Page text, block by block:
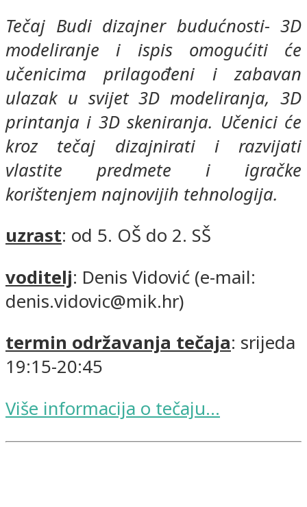
Tečaj Budi dizajner budućnosti- 3D
modeliranje i ispis omogućiti će
učenicima prilagođeni i zabavan
ulazak u svijet 3D modeliranja, 3D
printanja i 3D skeniranja. Učenici će
kroz tečaj dizajnirati i razvijati
vlastite predmete i igračke
korištenjem najnovijih tehnologija.
uzrast: od 5. OŠ do 2. SŠ
voditelj: Denis Vidović (e-mail:
denis.vidovic@mik.hr)
termin održavanja tečaja: srijeda
19:15-20:45
Više informacija o tečaju...